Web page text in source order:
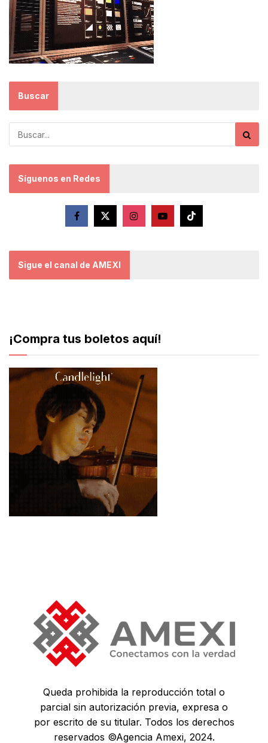
Buscar
Síguenos en Redes
Sigue el canal de AMEXI
¡Compra tus boletos aquí!
Queda prohibida la reproducción total o
parcial sin autorización previa, expresa o
por escrito de su titular. Todos los derechos
reservados ©Agencia Amexi, 2024.